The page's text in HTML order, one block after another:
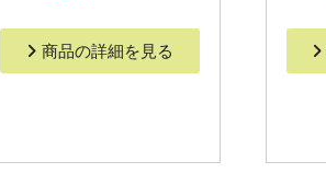
商品の詳細を見る